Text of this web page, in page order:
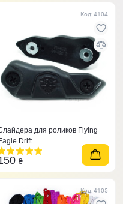
Код: 4104
для роликов Flying
Drift
₴
Код: 4105